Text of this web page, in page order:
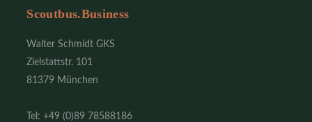
Scoutbus.Business
Walter Schmidt GKS
Zielstattstr. 101
81379 München
Tel: +49 (0)89 78588186